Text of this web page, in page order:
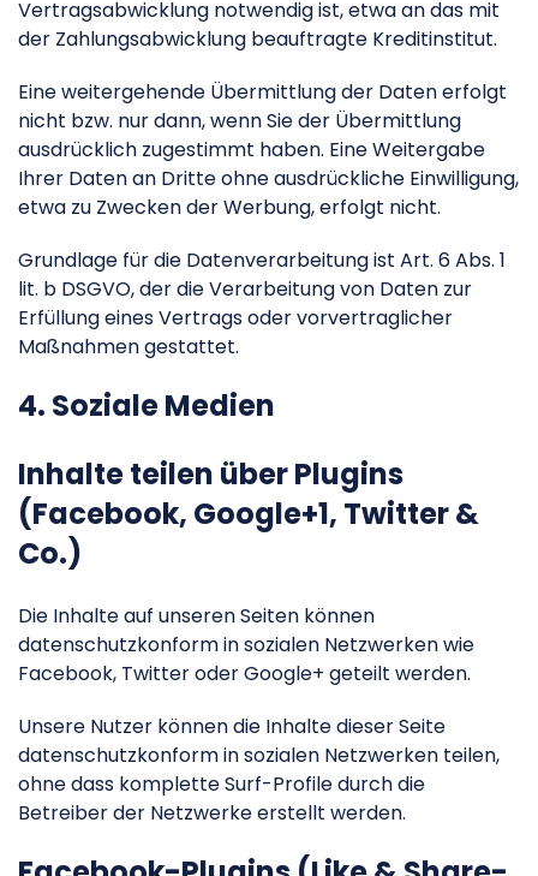
Vertragsabwicklung notwendig ist, etwa an das mit
der Zahlungsabwicklung beauftragte Kreditinstitut.
Eine weitergehende Übermittlung der Daten erfolgt
nicht bzw. nur dann, wenn Sie der Übermittlung
ausdrücklich zugestimmt haben. Eine Weitergabe
Ihrer Daten an Dritte ohne ausdrückliche Einwilligung,
etwa zu Zwecken der Werbung, erfolgt nicht.
Grundlage für die Datenverarbeitung ist Art. 6 Abs. 1
lit. b DSGVO, der die Verarbeitung von Daten zur
Erfüllung eines Vertrags oder vorvertraglicher
Maßnahmen gestattet.
4. Soziale Medien
Inhalte teilen über Plugins
(Facebook, Google+1, Twitter &
Co.)
Die Inhalte auf unseren Seiten können
datenschutzkonform in sozialen Netzwerken wie
Facebook, Twitter oder Google+ geteilt werden.
Unsere Nutzer können die Inhalte dieser Seite
datenschutzkonform in sozialen Netzwerken teilen,
ohne dass komplette Surf-Profile durch die
Betreiber der Netzwerke erstellt werden.